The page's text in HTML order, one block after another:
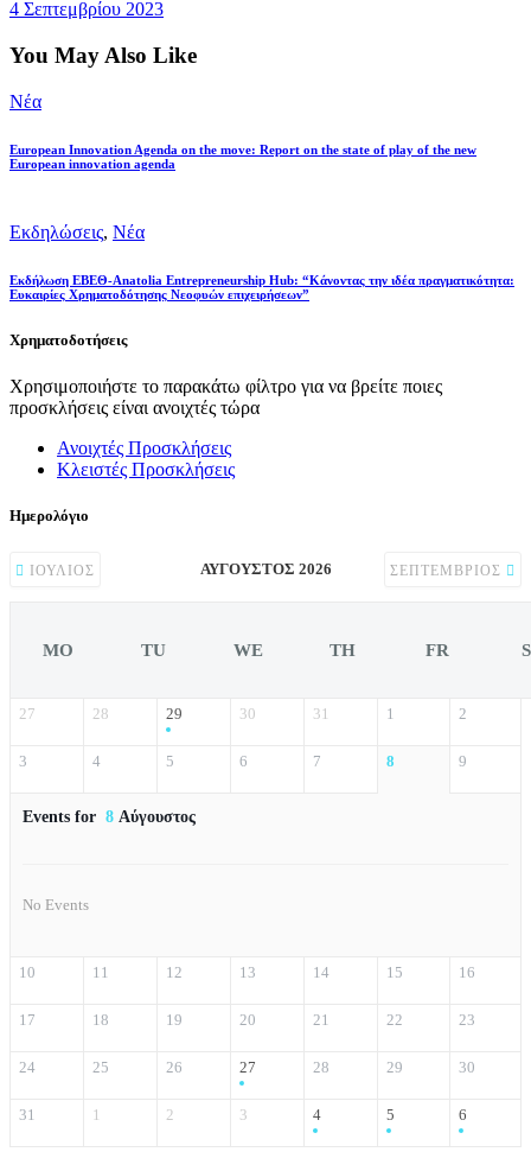
4 Σεπτεμβρίου 2023
You May Also Like
Νέα
European Innovation Agenda on the move: Report on the state of play of the new
European innovation agenda
Εκδηλώσεις, Νέα
Eκδήλωση ΕΒΕΘ-Anatolia Entrepreneurship Hub: “Κάνοντας την ιδέα πραγματικότητα:
Ευκαιρίες Χρηματοδότησης Νεοφυών επιχειρήσεων”
Χρηματοδοτήσεις
Χρησιμοποιήστε το παρακάτω φίλτρο για να βρείτε ποιες
προσκλήσεις είναι ανοιχτές τώρα
Ανοιχτές Προσκλήσεις
Κλειστές Προσκλήσεις
Ημερολόγιο
ΙΟΎΛΙΟΣ ΑΎΓΟΥΣΤΟΣ 2026 ΣΕΠΤΈΜΒΡΙΟΣ
MO TU WE TH FR
27 28 29 30 31 1 2
3 4 5 6 7 8 9
Events for 8 Αύγουστος
No Events
10 11 12 13 14 15 16
17 18 19 20 21 22 23
24 25 26 27 28 29 30
31 1 2 3 4 5 6